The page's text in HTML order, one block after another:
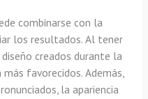
combinarse con la
los resultados. Al tener
creados durante la
favorecidos. Además,
la apariencia